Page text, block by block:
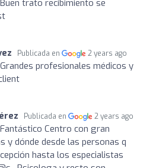
Buen trato recibimiento se
Publicada en 2 years ago
Grandes profesionales médicos y
Publicada en 2 years ago
Fantástico Centro con gran
y dónde desde las personas q
hasta los especialistas